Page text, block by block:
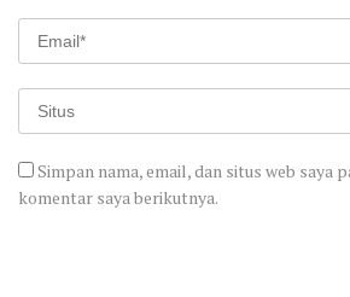
Simpan nama, email, dan situs web saya
komentar saya berikutnya.